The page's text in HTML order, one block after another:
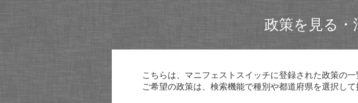
政策を見る・
こちらは、マニフェストスイッチに登録された政策の一
ご希望の政策は、検索機能で種別や都道府県を選択して